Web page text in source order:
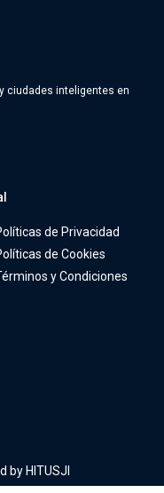
ciudades inteligentes en
de Privacidad
de Cookies
y Condiciones
by HITUSJI